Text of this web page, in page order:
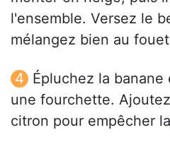
l'ensemble. Versez le
mélangez bien au
Épluchez la
une fourchette.
citron pour empêcher